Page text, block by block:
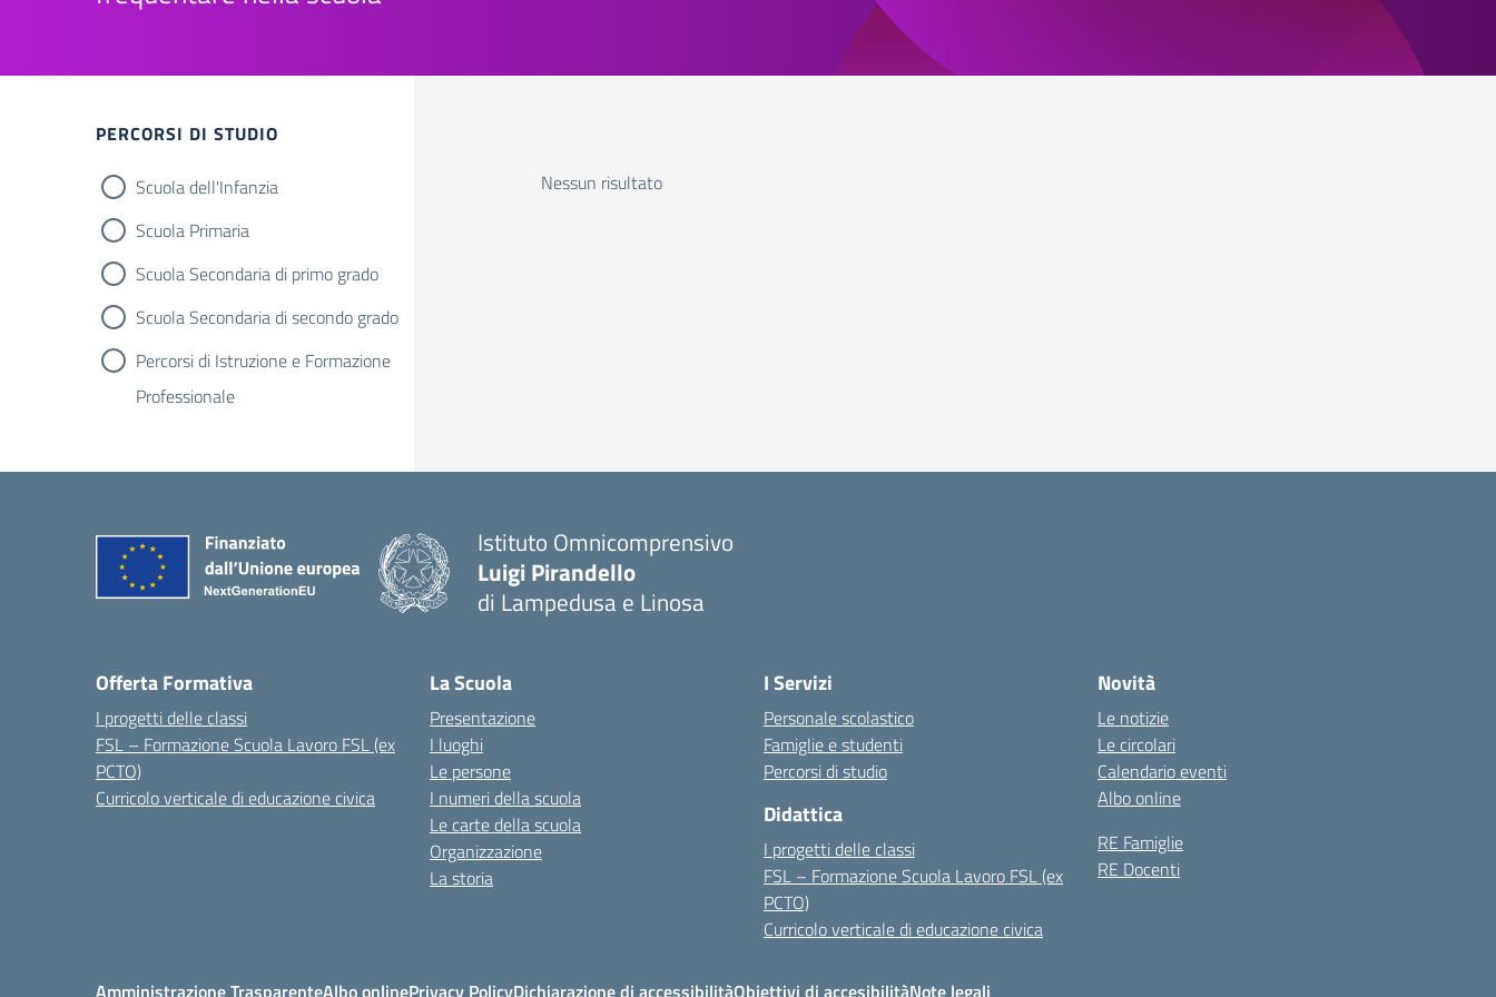
PERCORSI DI STUDIO
Scuola dell'Infanzia
Scuola Primaria
Scuola Secondaria di primo grado
Scuola Secondaria di secondo grado
Percorsi di Istruzione e Formazione
Professionale
Nessun risultato
Istituto Omnicomprensivo
Luigi Pirandello
di Lampedusa e Linosa
Offerta Formativa
I progetti delle classi
FSL – Formazione Scuola Lavoro FSL (ex
PCTO)
Curricolo verticale di educazione civica
La Scuola
Presentazione
I luoghi
Le persone
I numeri della scuola
Le carte della scuola
Organizzazione
La storia
I Servizi
Personale scolastico
Famiglie e studenti
Percorsi di studio
Didattica
I progetti delle classi
FSL – Formazione Scuola Lavoro FSL (ex
PCTO)
Curricolo verticale di educazione civica
Novità
Le notizie
Le circolari
Calendario eventi
Albo online
RE Famiglie
RE Docenti
Amministrazione TrasparenteAlbo onlinePrivacy PolicyDichiarazione di accessibilitàObiettivi di accesibilitàNote legali